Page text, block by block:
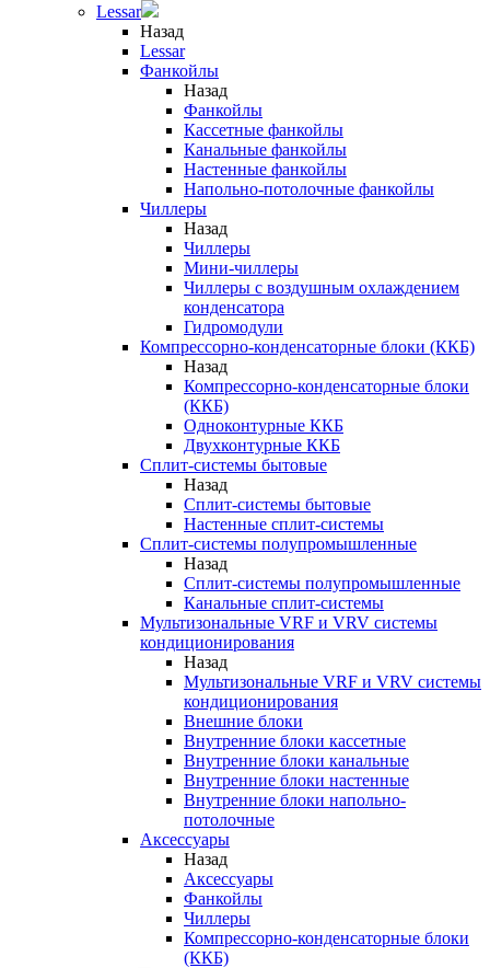
Lessar
Назад
Lessar
Фанкойлы
Назад
Фанкойлы
Кассетные фанкойлы
Канальные фанкойлы
Настенные фанкойлы
Напольно-потолочные фанкойлы
Чиллеры
Назад
Чиллеры
Мини-чиллеры
Чиллеры с воздушным охлаждением
конденсатора
Гидромодули
Компрессорно-конденсаторные блоки (ККБ)
Назад
Компрессорно-конденсаторные блоки
(ККБ)
Одноконтурные ККБ
Двухконтурные ККБ
Сплит-системы бытовые
Назад
Сплит-системы бытовые
Настенные сплит-системы
Сплит-системы полупромышленные
Назад
Сплит-системы полупромышленные
Канальные сплит-системы
Мультизональные VRF и VRV системы
кондиционирования
Назад
Мультизональные VRF и VRV системы
кондиционирования
Внешние блоки
Внутренние блоки кассетные
Внутренние блоки канальные
Внутренние блоки настенные
Внутренние блоки напольно-
потолочные
Аксессуары
Назад
Аксессуары
Фанкойлы
Чиллеры
Компрессорно-конденсаторные блоки
(ККБ)